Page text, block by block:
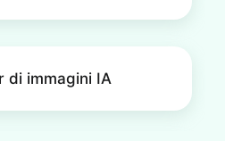
di immagini IA